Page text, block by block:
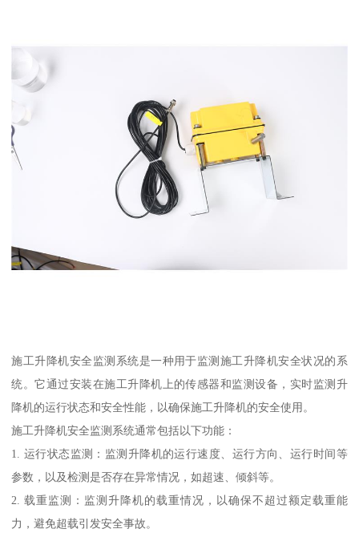
施工升降机安全监测系统是一种用于监测施工升降机安全状况的系
统。它通过安装在施工升降机上的传感器和监测设备，实时监测升
降机的运行状态和安全性能，以确保施工升降机的安全使用。
施工升降机安全监测系统通常包括以下功能：
1. 运行状态监测：监测升降机的运行速度、运行方向、运行时间等
参数，以及检测是否存在异常情况，如超速、倾斜等。
2. 载重监测：监测升降机的载重情况，以确保不超过额定载重能
力，避免超载引发安全事故。